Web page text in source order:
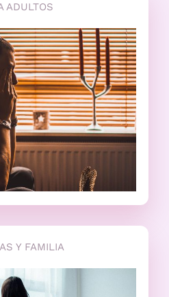
ADULTOS
Y FAMILIA